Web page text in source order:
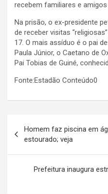
recebem familiares e
Na prisão, o ex-presidente
de receber visitas
17. O mais assíduo é o pai
Paula Júnior, o Caetano de
Pai Tobias de Guiné,
Fonte:Estadão Conteúdo0
de
Post
Homem faz piscina em
estourado; veja
Prefeitura inaugura